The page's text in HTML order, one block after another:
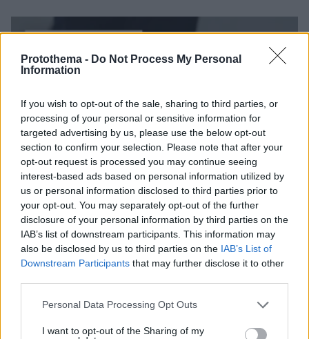
Protothema - Do Not Process My Personal
Information
If you wish to opt-out of the sale, sharing to third parties, or
processing of your personal or sensitive information for
targeted advertising by us, please use the below opt-out
section to confirm your selection. Please note that after your
opt-out request is processed you may continue seeing
interest-based ads based on personal information utilized by
us or personal information disclosed to third parties prior to
your opt-out. You may separately opt-out of the further
disclosure of your personal information by third parties on the
IAB’s list of downstream participants. This information may
also be disclosed by us to third parties on the IAB’s List of
Downstream Participants that may further disclose it to other
Please note that this website/app uses one or more Google
not limited to your visit or usage behaviour. You may click to
Personal Data Processing Opt Outs
I want to opt-out of the Sharing of my
Το σπίτι του τρόμου στο Άινταχο: Η νύχτα που